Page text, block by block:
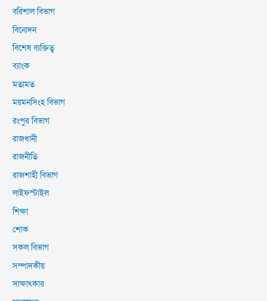
বরিশাল বিভাগ
বিনোদন
বিশেষ ব্যক্তিত্ব
ব্যাংক
মতামত
ময়মনসিংহ বিভাগ
রংপুর বিভাগ
রাজধানী
রাজনীতি
রাজশাহী বিভাগ
লাইফস্টাইল
শিক্ষা
শোক
সকল বিভাগ
সম্পাদকীয়
সাক্ষাৎকার